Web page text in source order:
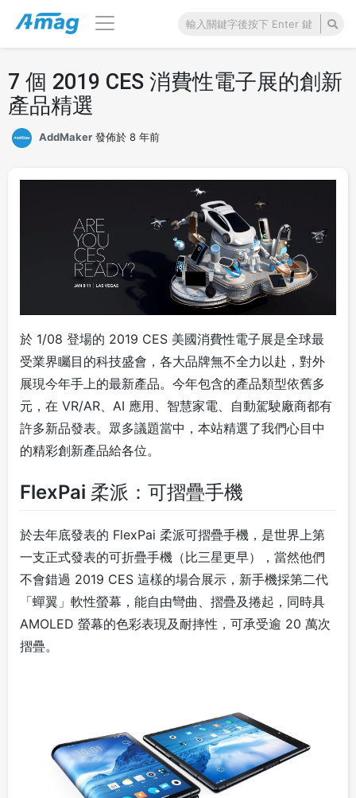
7 個 2019 CES 消費性電子展的創新
產品精選
AddMaker 發佈於 8 年前
於 1/08 登場的 2019 CES 美國消費性電子展是全球最
受業界矚目的科技盛會，各大品牌無不全力以赴，對外
展現今年手上的最新產品。今年包含的產品類型依舊多
元，在 VR/AR、AI 應用、智慧家電、自動駕駛廠商都有
許多新品發表。眾多議題當中，本站精選了我們心目中
的精彩創新產品給各位。
FlexPai 柔派：可摺疊手機
於去年底發表的 FlexPai 柔派可摺疊手機，是世界上第
一支正式發表的可折疊手機（比三星更早），當然他們
不會錯過 2019 CES 這樣的場合展示，新手機採第二代
「蟬翼」軟性螢幕，能自由彎曲、摺疊及捲起，同時具
AMOLED 螢幕的色彩表現及耐摔性，可承受逾 20 萬次
摺疊。